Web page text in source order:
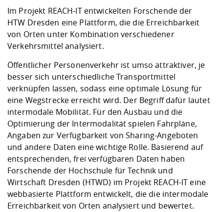
Vorbereitung
Studien- und
und Physik
Digitales Lernen
Fremdsprachen
Jobs, Praktika,
Studieren in
Lebenslagen
Studentenwerk
Angebote der
Arbeit
Career Service
Lehren,
Formulare und
Internationale
Formulare und
FIS -
Prototyping und
Kooperationen
Kontakt &
Klimaschutz &
Förderverein
Gremien und
Informatik/
Maschinenbau
Angebote für Unternehmen
Kontakt und Anfahrt
Qualitätssicherung
Im Projekt REACH-IT entwickelten Forschende der
HTW Dresden eine Plattform, die die Erreichbarkeit
von Orten unter Kombination verschiedener
Verkehrsmittel analysiert.
Öffentlicher Personenverkehr ist umso attraktiver, je
besser sich unterschiedliche Transportmittel
verknüpfen lassen, sodass eine optimale Lösung für
eine Wegstrecke erreicht wird. Der Begriff dafür lautet
intermodale Mobilität. Für den Ausbau und die
Optimierung der Intermodalität spielen Fahrpläne,
Angaben zur Verfügbarkeit von Sharing-Angeboten
und andere Daten eine wichtige Rolle. Basierend auf
entsprechenden, frei verfügbaren Daten haben
Forschende der Hochschule für Technik und
Wirtschaft Dresden (HTWD) im Projekt REACH-IT eine
webbasierte Plattform entwickelt, die die intermodale
Erreichbarkeit von Orten analysiert und bewertet.